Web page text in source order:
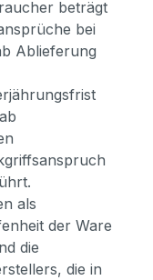
beträgt
bei
Ablieferung
als
der Ware
die
die in